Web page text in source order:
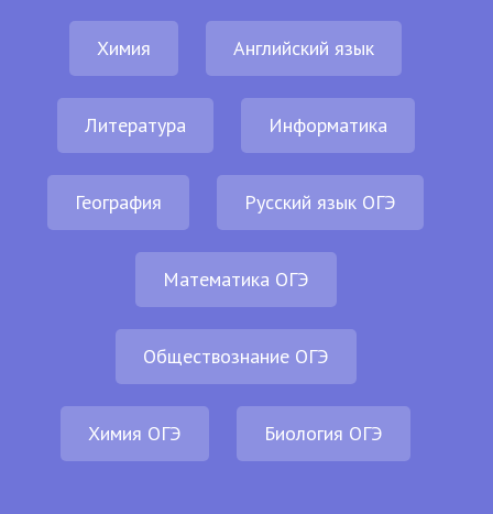
Химия Английский язык
Литература Информатика
География Русский язык ОГЭ
Математика ОГЭ
Обществознание ОГЭ
Химия ОГЭ Биология ОГЭ